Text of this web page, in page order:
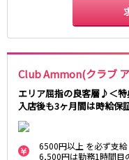
Club Ammon(クラブ
エリア屈指の良客層♪＜
入店後も3ヶ月間は時給保
6500円以上 を必ず支
6,500円は勤務1時間目
赤坂見附駅
田原町駅
西武新宿線
久米川駅